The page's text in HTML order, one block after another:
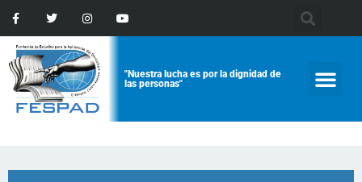
"Nuestra lucha es por la dignidad de
las personas"